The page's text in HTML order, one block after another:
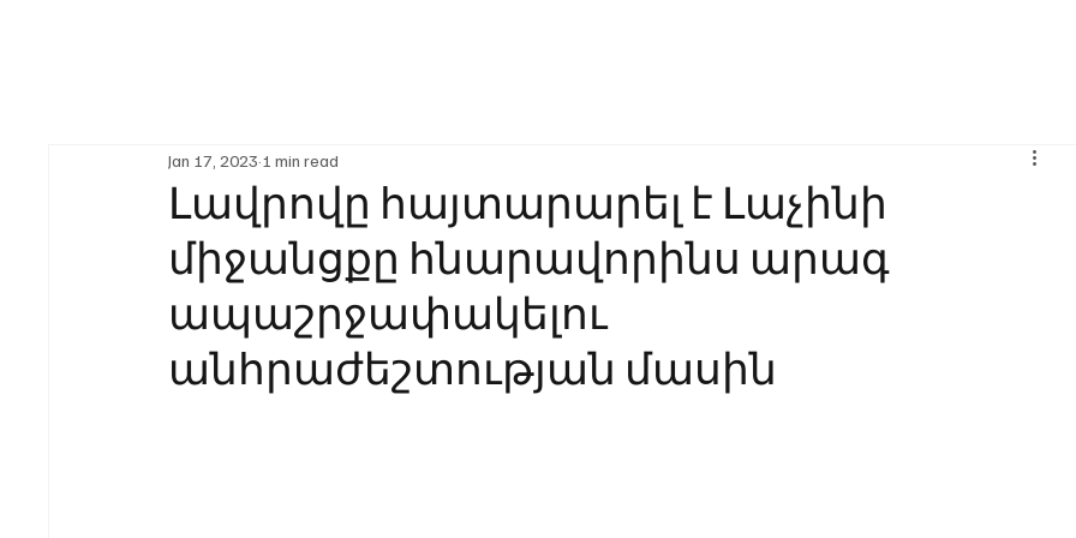
Լավրովը հայտարարել է Լաչինի
միջանցքը հնարավորինս արագ
ապաշրջափակելու
անհրաժեշտության մասին
Jan 17, 2023 1 min read